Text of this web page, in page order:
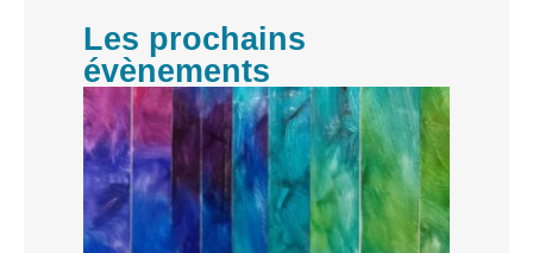
Les prochains
évènements